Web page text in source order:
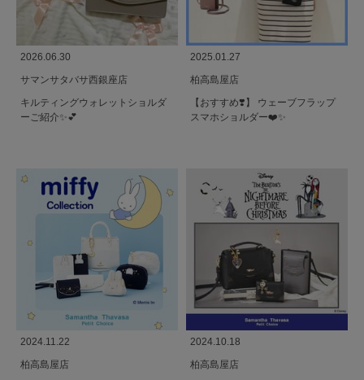
2026.06.30
サマンサタバサ西銀座店
キルティングウォレットショルダ
ーご紹介✨️💕
2025.01.27
柏高島屋店
【おすすめ❣️】 ウェーブフラップ
スマホショルダー❤️✨
2024.11.22
柏高島屋店
2024.10.18
柏高島屋店